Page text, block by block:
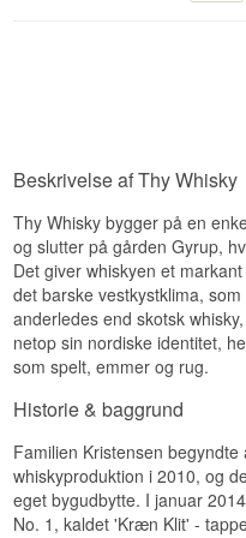
utrolig
Lang og
Navn:
Region/
Type:
ABV:
Naturlig
50,4%
komme
no 6
Næse
Elegant
Smag
diskret
Beskrivelse af Thy Whisky
Thy Whisky bygger på en
og slutter på gården Gyrup,
Det giver whiskyen et
det barske vestkystklima,
anderledes end skotsk
netop sin nordiske identitet,
som spelt, emmer og rug.
Historie & baggrund
Familien Kristensen
whiskyproduktion i 2010, og
eget bygudbytte. I januar
No. 1, kaldet 'Kræn Klit' -